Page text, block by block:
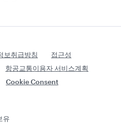
보취급방침
접근성
항공교통이용자 서비스계획
Cookie Consent
유